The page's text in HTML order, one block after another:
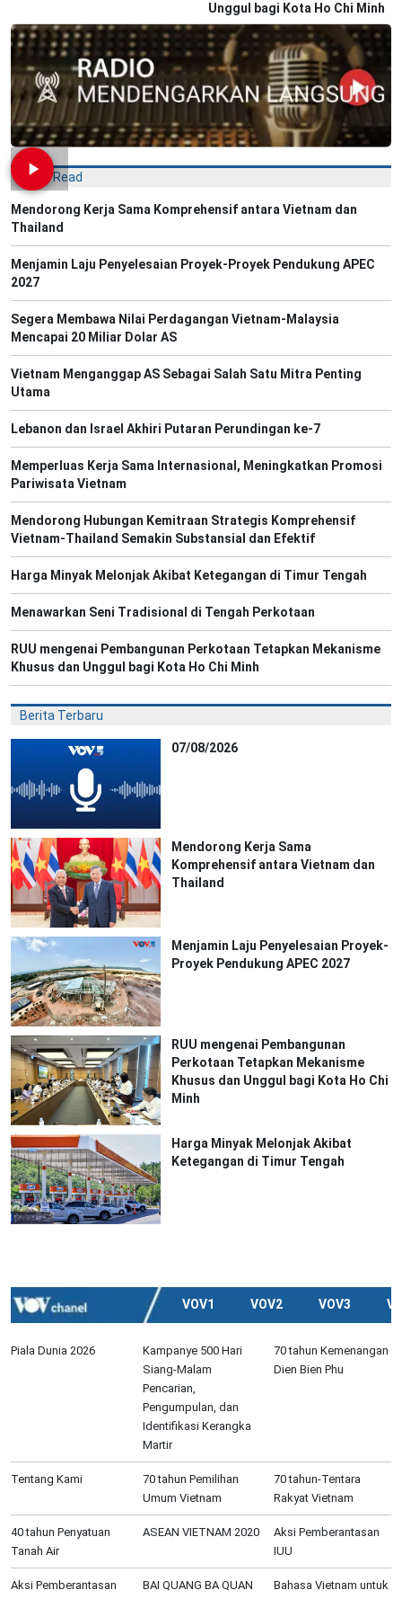
Unggul bagi Kota Ho Chi Minh
Most Read
Mendorong Kerja Sama Komprehensif antara Vietnam dan
Thailand
Menjamin Laju Penyelesaian Proyek-Proyek Pendukung APEC
2027
Segera Membawa Nilai Perdagangan Vietnam-Malaysia
Mencapai 20 Miliar Dolar AS
Vietnam Menganggap AS Sebagai Salah Satu Mitra Penting
Utama
Lebanon dan Israel Akhiri Putaran Perundingan ke-7
Memperluas Kerja Sama Internasional, Meningkatkan Promosi
Pariwisata Vietnam
Mendorong Hubungan Kemitraan Strategis Komprehensif
Vietnam-Thailand Semakin Substansial dan Efektif
Harga Minyak Melonjak Akibat Ketegangan di Timur Tengah
Menawarkan Seni Tradisional di Tengah Perkotaan
RUU mengenai Pembangunan Perkotaan Tetapkan Mekanisme
Khusus dan Unggul bagi Kota Ho Chi Minh
Berita Terbaru
07/08/2026
Mendorong Kerja Sama
Komprehensif antara Vietnam dan
Thailand
Menjamin Laju Penyelesaian Proyek-
Proyek Pendukung APEC 2027
RUU mengenai Pembangunan
Perkotaan Tetapkan Mekanisme
Khusus dan Unggul bagi Kota Ho Chi
Minh
Harga Minyak Melonjak Akibat
Ketegangan di Timur Tengah
VOV1 VOV2 VOV3
Piala Dunia 2026
Kampanye 500 Hari
Siang-Malam
Pencarian,
Pengumpulan, dan
Identifikasi Kerangka
Martir
70 tahun Kemenangan
Dien Bien Phu
Tentang Kami
70 tahun Pemilihan
Umum Vietnam
70 tahun-Tentara
Rakyat Vietnam
40 tahun Penyatuan
Tanah Air
ASEAN VIETNAM 2020
Aksi Pemberantasan
IUU
Aksi Pemberantasan
BAI QUANG BA QUAN
Bahasa Vietnam untuk